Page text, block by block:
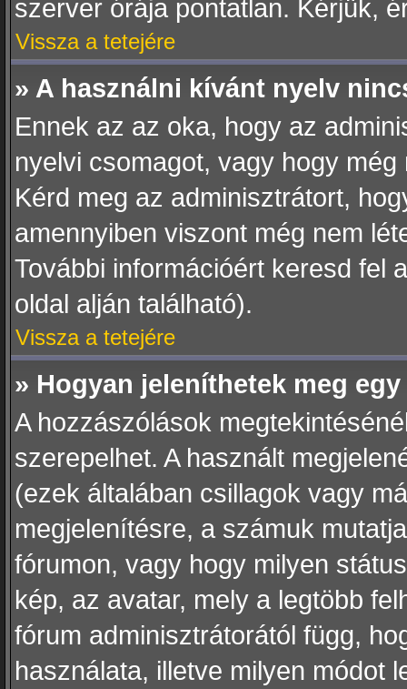
szerver órája pontatlan. Kérjük,
Vissza a tetejére
» A használni kívánt nyelv
Ennek az az oka, hogy az
nyelvi csomagot, vagy hogy
Kérd meg az adminisztrátort,
amennyiben viszont még nem
További információért keresd fel
oldal alján található).
Vissza a tetejére
» Hogyan jeleníthetek meg
A hozzászólások
szerepelhet. A használt
(ezek általában csillagok vagy
megjelenítésre, a számuk
fórumon, vagy hogy milyen
kép, az avatar, mely a legtöbb
fórum adminisztrátorától függ,
használata, illetve milyen módot